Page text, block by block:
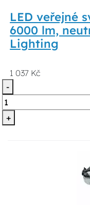
LED veřejné
6000 lm,
Lighting
1 037 Kč
-
+